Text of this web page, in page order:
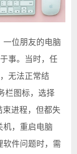
位朋友的电脑
事。当时，任
无法正常结
栏图标，选择
束进程，但都失
机，重启电脑
软件问题时，需